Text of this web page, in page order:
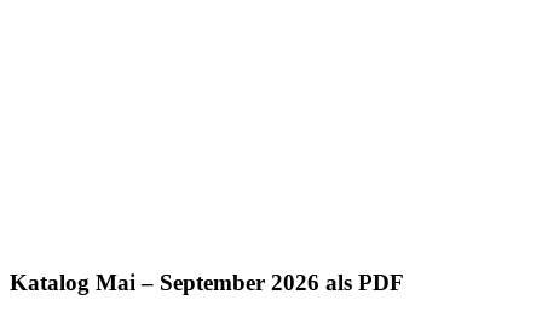
Katalog Mai – September 2026 als PDF